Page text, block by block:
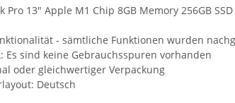
Pro 13" Apple M1 Chip 8GB Memory 256GB
- sämtliche Funktionen wurden
Es sind keine Gebrauchsspuren vorhanden
oder gleichwertiger Verpackung
Deutsch